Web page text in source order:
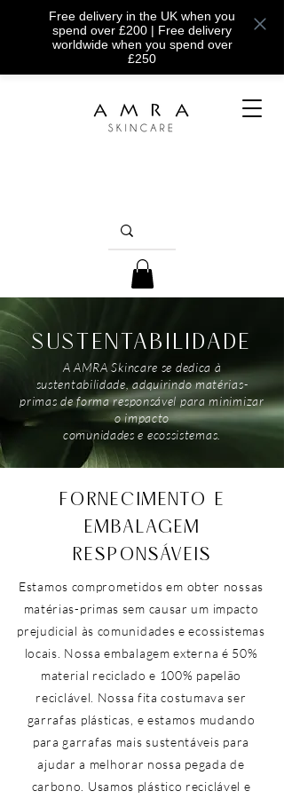
Free delivery in the UK when you
spend over £200 | Free delivery
worldwide when you spend over
£250
SUSTENTABILIDADE
A AMRA Skincare se dedica à
sustentabilidade, adquirindo matérias-
primas de forma responsável para minimizar
o impacto
comunidades e ecossistemas.
FORNECIMENTO E
EMBALAGEM
RESPONSÁVEIS
Estamos comprometidos em obter nossas
matérias-primas sem causar um impacto
prejudicial às comunidades e ecossistemas
locais. Nossa embalagem externa é 50%
material reciclado e 100% papelão
reciclável. Nossa fita costumava ser
garrafas plásticas, e estamos mudando
para garrafas mais sustentáveis para
ajudar a melhorar nossa pegada de
carbono. Usamos plástico reciclável e